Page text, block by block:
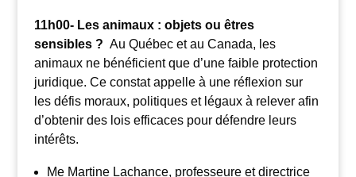
11h00- Les animaux : objets ou êtres
sensibles ? Au Québec et au Canada, les
animaux ne bénéficient que d’une faible protection
juridique. Ce constat appelle à une réflexion sur
les défis moraux, politiques et légaux à relever afin
d’obtenir des lois efficaces pour défendre leurs
intérêts.
Me Martine Lachance, professeure et directrice